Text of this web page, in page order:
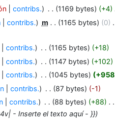
contribs. 1169 bytes +4
contribs. m 1165 bytes 0
contribs. 1165 bytes
+18
contribs. 1147 bytes
+102
contribs. 1045 bytes
+958
contribs. 87 bytes
-1
contribs. 88 bytes +88
- Inserte el texto aquí - }}